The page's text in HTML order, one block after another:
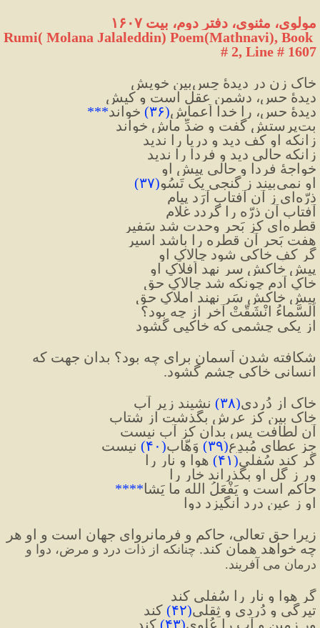
مولوی، مثنوی، دفتر دوم، بیت ۱۶۰۷
Rumi( Molana Jalaleddin) Poem(Mathnavi), Book
# 2, Line # 1607
خاک زن در دیدهٔ حِس‌بینِ خویش
دیدهٔ حس، دشمنِ عقل است و کیش
دیدهٔ حس، را خدا اَعماش(۳۶) خواند***
بت‌پرستش گفت و ضدِّ ماش خواند
زانکه او کف دید و دریا را ندید
زانکه حالی دید و فردا را ندید
خواجهٔ فردا و حالی پیشِ او
او نمی‌بیند ز گنجی یک تَسُو
(۳۷)
ذرّه‌ای ز آن آفتاب آرَد پیام
آفتاب آن ذرّه را گردد غلام
قطره‌ای کز بَحرِ وحدت شد سَفیر
هفت بَحر آن قطره را باشد اسیر
گر کفِ خاکی شود چالاکِ او
پیشِ خاکش سر نهد اَفلاکِ او
خاکِ آدم چونکه شد چالاکِ حق
پیشِ خاکش سَر نهند املاکِ حق
اَلسَّماءُ انْشَقَّتْ آخر از چه بود؟
از یکی چشمی که خاکیی گشود
انسانی خاکی چشم گشود.
خاک از دُردی(۳۸) نشیند زیرِ آب
خاک بین کز عرش بگذشت از شتاب
آن لطافت پس بدان کز آب نیست
جز عطایِ مُبدِعِ(۳۹) وَهّاب(۴۰) نیست
گر کند سُفلی(۴۱) هوا و نار را
ور ز گُل او بگذراند خار را
حاکم است و یَفْعَلُ الله ما یَشا****
او ز عین درد انگیزد دوا
چه خواهد همان کند.
درمان می آفریند.
گر هوا و نار را سُفلی کند
تیرگی و دُردی و ثِقلی(۴۲) کند
ور زمین و آب را عُلوی(۴۳) کند